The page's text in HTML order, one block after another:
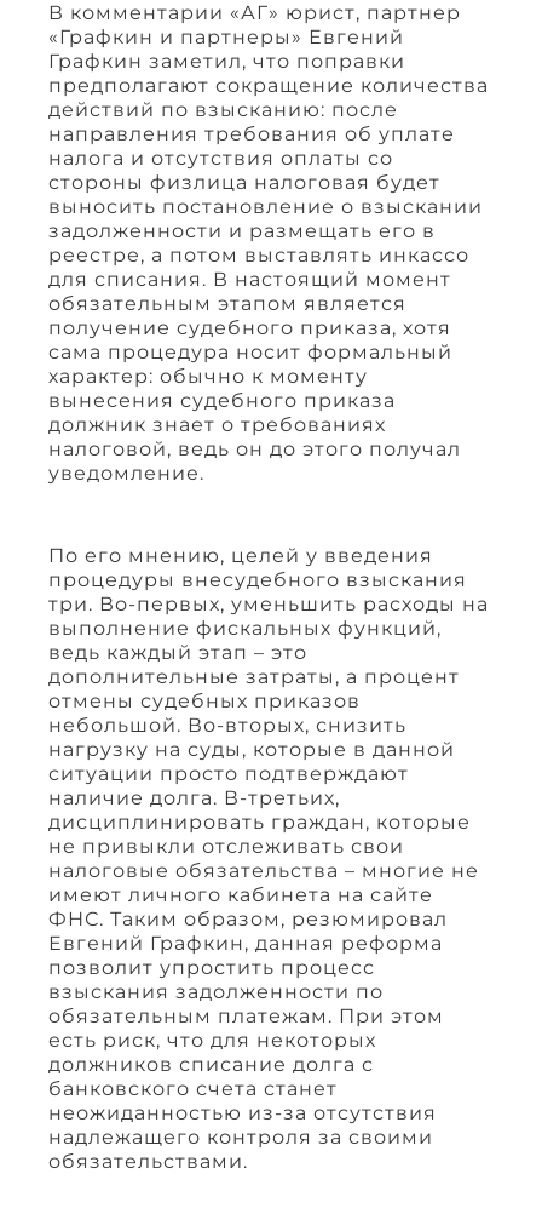
В комментарии «АГ» юрист, партнер
«Графкин и партнеры» Евгений
Графкин заметил, что поправки
предполагают сокращение количества
действий по взысканию: после
направления требования об уплате
налога и отсутствия оплаты со
стороны физлица налоговая будет
выносить постановление о взыскании
задолженности и размещать его в
реестре, а потом выставлять инкассо
для списания. В настоящий момент
обязательным этапом является
получение судебного приказа, хотя
сама процедура носит формальный
характер: обычно к моменту
вынесения судебного приказа
должник знает о требованиях
налоговой, ведь он до этого получал
уведомление.
По его мнению, целей у введения
процедуры внесудебного взыскания
три. Во-первых, уменьшить расходы на
выполнение фискальных функций,
ведь каждый этап – это
дополнительные затраты, а процент
отмены судебных приказов
небольшой. Во-вторых, снизить
нагрузку на суды, которые в данной
ситуации просто подтверждают
наличие долга. В-третьих,
дисциплинировать граждан, которые
не привыкли отслеживать свои
налоговые обязательства – многие не
имеют личного кабинета на сайте
ФНС. Таким образом, резюмировал
Евгений Графкин, данная реформа
позволит упростить процесс
взыскания задолженности по
обязательным платежам. При этом
есть риск, что для некоторых
должников списание долга с
банковского счета станет
неожиданностью из-за отсутствия
надлежащего контроля за своими
обязательствами.